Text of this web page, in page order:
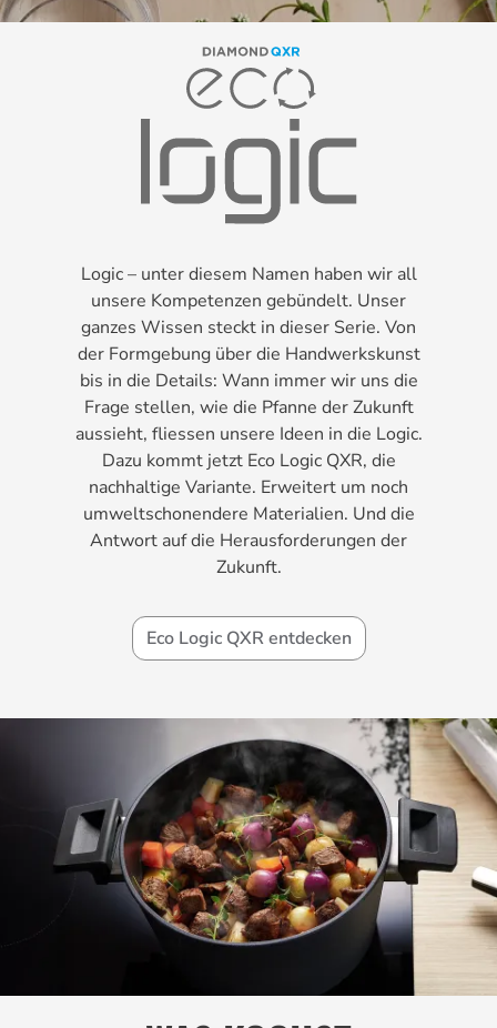
Logic – unter diesem Namen haben wir all
unsere Kompetenzen gebündelt. Unser
ganzes Wissen steckt in dieser Serie. Von
der Formgebung über die Handwerkskunst
bis in die Details: Wann immer wir uns die
Frage stellen, wie die Pfanne der Zukunft
aussieht, fliessen unsere Ideen in die Logic.
Dazu kommt jetzt Eco Logic QXR, die
nachhaltige Variante. Erweitert um noch
umweltschonendere Materialien. Und die
Antwort auf die Herausforderungen der
Zukunft.
Eco Logic QXR entdecken